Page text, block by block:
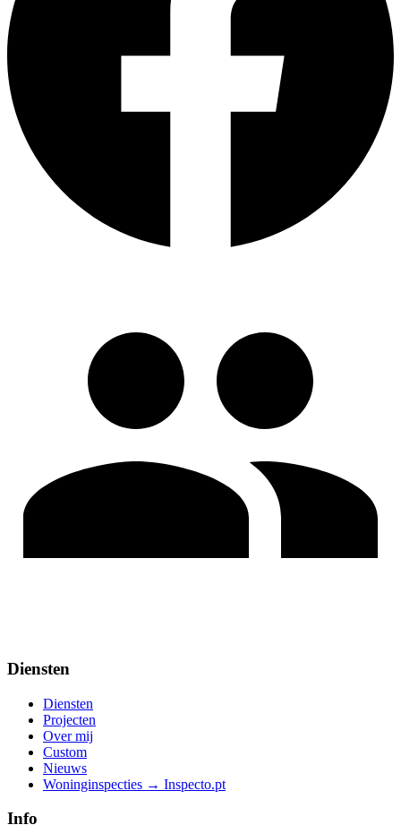
Diensten
Diensten
Projecten
Over mij
Custom
Nieuws
Woninginspecties → Inspecto.pt
Info